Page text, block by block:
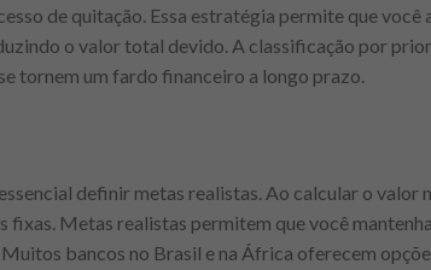
de quitação. Essa estratégia permite que você
o valor total devido. A classificação por
tornem um fardo financeiro a longo prazo.
definir metas realistas. Ao calcular o valor
fixas. Metas realistas permitem que você
bancos no Brasil e na África oferecem